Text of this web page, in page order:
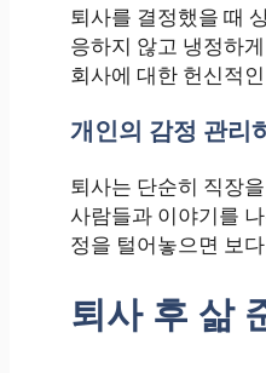
퇴사를 결정했을 때
응하지 않고 냉정하
회사에 대한 헌신적
개인의 감정 관리
퇴사는 단순히 직장
사람들과 이야기를
정을 털어놓으면 보
퇴사 후 삶